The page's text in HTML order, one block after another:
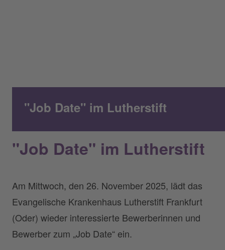
"Job Date" im Lutherstift
"Job Date" im Lutherstift
Am Mittwoch, den 26. November 2025, lädt das
Evangelische Krankenhaus Lutherstift Frankfurt
(Oder) wieder interessierte Bewerberinnen und
Bewerber zum „Job Date“ ein.